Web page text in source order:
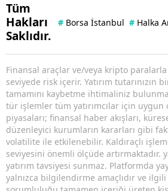
Tüm
Hakları
Saklıdır.
# Borsa İstanbul # Halka
Finansal araçlar ve/veya kripto
seviyede risk içerir. Yatırım tutarınızın
tamamını kaybetme ihtimaliniz
tür işlemler tüm yatırımcılar için
piyasaları; finansal haber akışları,
düzenleyici kurumların kararları gibi
volatilite ile etkilenebilir. Kaldıraçlı
seviyesini önemli ölçüde artırmaktadır.
yatırım tavsiyesi sunmaz. Platformda
yalnızca bilgilendirme amaçlıdır ve